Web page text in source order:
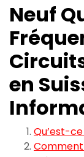
Neuf
en
Qu’est-